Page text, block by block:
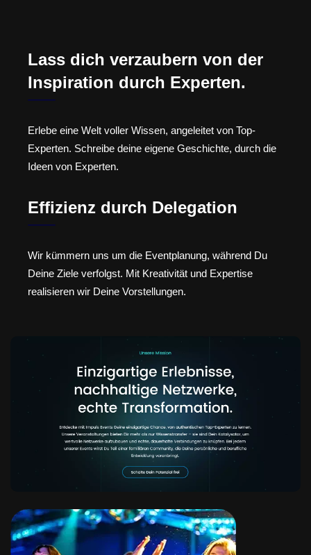
Lass dich verzaubern von der
Inspiration durch Experten.
Erlebe eine Welt voller Wissen, angeleitet von Top-
Experten. Schreibe deine eigene Geschichte, durch die
Ideen von Experten.
Effizienz durch Delegation
Wir kümmern uns um die Eventplanung, während Du
Deine Ziele verfolgst. Mit Kreativität und Expertise
realisieren wir Deine Vorstellungen.